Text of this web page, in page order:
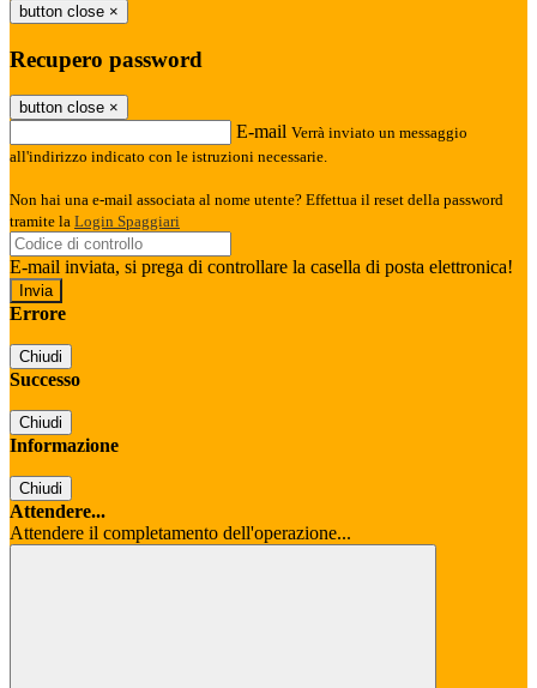
button close ×
Recupero password
button close ×
E-mail Verrà inviato un messaggio
all'indirizzo indicato con le istruzioni necessarie.
Non hai una e-mail associata al nome utente? Effettua il reset della password
tramite la Login Spaggiari
E-mail inviata, si prega di controllare la casella di posta elettronica!
Errore
Chiudi
Successo
Chiudi
Informazione
Chiudi
Attendere...
Attendere il completamento dell'operazione...